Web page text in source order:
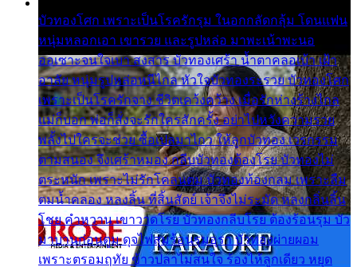
บัวทองโศก เพราะเป็นโรครักรุม ในอกกลัดกลุ้ม โดนแฟน
หนุ่มหลอกเอา เขารวย และรูปหล่อ มาพะเน้าพะนอ
ออเซาะจนใจเบา สงสาร บัวทองเศร้า น้ำตาคลอเบ้า เฝ้า
อาลัย หนุ่มรูปหล่อหนีไกล หัวใจบัวทองระรวย บัวทองโศก
เพราะเป็นโรครักจาง ชีวิตเคว้งคว้าง เมื่อรักห่างร้างไกล
แม่ก็บอก พ่อก็สั่งจะรักใครสักครั้ง อย่าไปหวังความรวย
พลั้งไปใครจะช่วย ซื้อเปลมาไกว ให้ลูกบัวทอง เวรกรรม
ตามสนอง จึงเศร้าหมอง กลีบบัวทองต้องโรย บัวทองไม่
ตระหนัก เพราะไม่รักโคลนตม บัวทองท้องกลม เพราะลืม
ตมน้ำคลอง หลงลิ้น ที่สิ้นสัตย์ เจ้าจึงไม่ระมัด หลงกลิ่นลิ้น
โชย คำหวาน เขาวาดโรย บัวทองกลีบโรย ต้องร้อนรุม บัว
มาบานก่อนตูม ดุจไฟสุมร้อนรุมอุรา บัวทองผ่ายผอม
เพราะตรอมฤทัย ข้าวปลาไม่สนใจ ร้องไห้ลูกเดียว หยุด